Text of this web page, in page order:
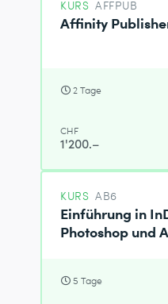
KURS AFFPUB
Affinity
2 Tage
CHF
1'200.–
KURS AB6
Einführung in
Photoshop und
5 Tage